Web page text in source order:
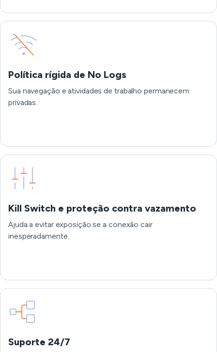
Política rígida de No Logs
Sua navegação e atividades de trabalho permanecem
privadas.
Kill Switch e proteção contra vazamento
Ajuda a evitar exposição se a conexão cair
inesperadamente.
Suporte 24/7